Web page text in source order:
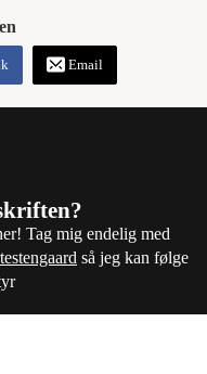
Email
Tag mig endelig med
så jeg kan følge